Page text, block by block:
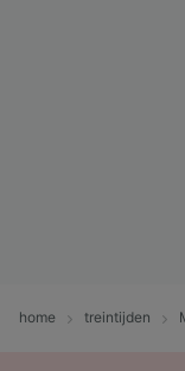
home treintijden